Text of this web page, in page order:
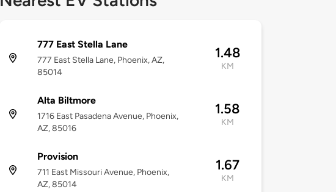
777 East Stella Lane
777 East Stella Lane, Phoenix, AZ,
85014
1.48
KM
Alta Biltmore
1716 East Pasadena Avenue, Phoenix,
AZ, 85016
1.58
KM
Provision
711 East Missouri Avenue, Phoenix,
AZ, 85014
1.67
KM